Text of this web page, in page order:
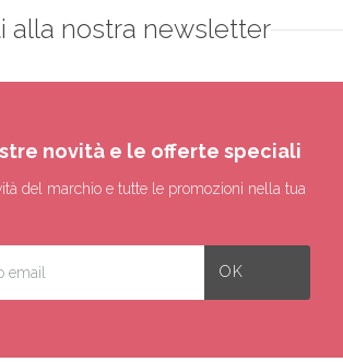
alla nostra newsletter
novità e le offerte speciali
del marchio e tutte le promozioni nella tua